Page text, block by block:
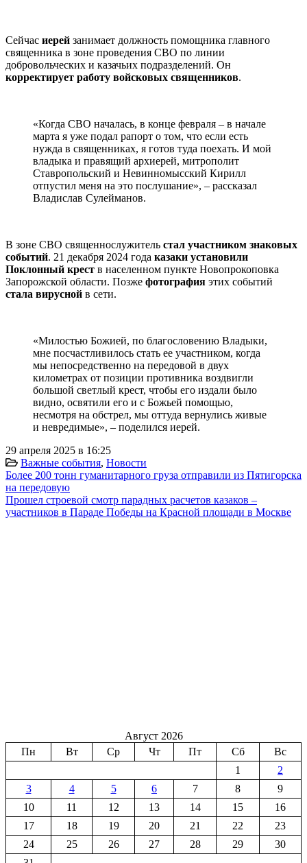
Сейчас иерей занимает должность помощника главного
священника в зоне проведения СВО по линии
добровольческих и казачьих подразделений. Он
корректирует работу войсковых священников.
«Когда СВО началась, в конце февраля – в начале
марта я уже подал рапорт о том, что если есть
нужда в священниках, я готов туда поехать. И мой
владыка и правящий архиерей, митрополит
Ставропольский и Невинномысский Кирилл
отпустил меня на это послушание», – рассказал
Владислав Сулейманов.
В зоне СВО священнослужитель стал участником знаковых
событий. 21 декабря 2024 года казаки установили
Поклонный крест в населенном пункте Новопрокоповка
Запорожской области. Позже фотография этих событий
стала вирусной в сети.
«Милостью Божией, по благословению Владыки,
мне посчастливилось стать ее участником, когда
мы непосредственно на передовой в двух
километрах от позиции противника воздвигли
большой светлый крест, чтобы его издали было
видно, освятили его и с Божьей помощью,
несмотря на обстрел, мы оттуда вернулись живые
и невредимые», – поделился иерей.
29 апреля 2025 в 16:25
Важные события, Новости
Более 200 тонн гуманитарного груза отправили из Пятигорска
на передовую
Прошел строевой смотр парадных расчетов казаков –
участников в Параде Победы на Красной площади в Москве
Август 2026
Пн
Вт Ср Чт Пт Сб
Вс
1
2
3
4 5 6 7 8
9
10
11 12 13 14 15
16
17
18 19 20 21 22
23
24
25 26 27 28 29
30